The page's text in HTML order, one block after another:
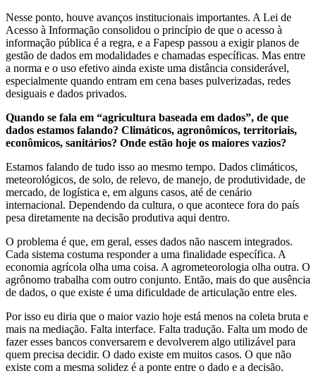
Nesse ponto, houve avanços institucionais importantes. A Lei de
Acesso à Informação consolidou o princípio de que o acesso à
informação pública é a regra, e a Fapesp passou a exigir planos de
gestão de dados em modalidades e chamadas específicas. Mas entre
a norma e o uso efetivo ainda existe uma distância considerável,
especialmente quando entram em cena bases pulverizadas, redes
desiguais e dados privados.
Quando se fala em “agricultura baseada em dados”, de que
dados estamos falando? Climáticos, agronômicos, territoriais,
econômicos, sanitários? Onde estão hoje os maiores vazios?
Estamos falando de tudo isso ao mesmo tempo. Dados climáticos,
meteorológicos, de solo, de relevo, de manejo, de produtividade, de
mercado, de logística e, em alguns casos, até de cenário
internacional. Dependendo da cultura, o que acontece fora do país
pesa diretamente na decisão produtiva aqui dentro.
O problema é que, em geral, esses dados não nascem integrados.
Cada sistema costuma responder a uma finalidade específica. A
economia agrícola olha uma coisa. A agrometeorologia olha outra. O
agrônomo trabalha com outro conjunto. Então, mais do que ausência
de dados, o que existe é uma dificuldade de articulação entre eles.
Por isso eu diria que o maior vazio hoje está menos na coleta bruta e
mais na mediação. Falta interface. Falta tradução. Falta um modo de
fazer esses bancos conversarem e devolverem algo utilizável para
quem precisa decidir. O dado existe em muitos casos. O que não
existe com a mesma solidez é a ponte entre o dado e a decisão.